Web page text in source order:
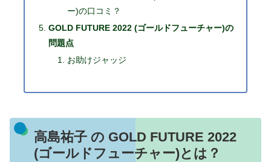
ー)の口コミ？
GOLD FUTURE 2022 (ゴールドフューチャー)の
問題点
お助けジャッジ
高島祐子 の GOLD FUTURE 2022
(ゴールドフューチャー)とは？